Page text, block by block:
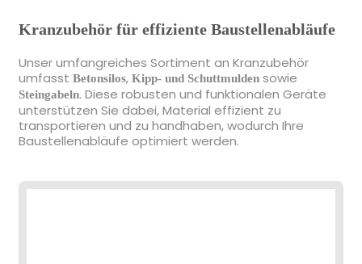
Kranzubehör für effiziente Baustellenabläufe
Unser umfangreiches Sortiment an Kranzubehör
umfasst Betonsilos, Kipp- und Schuttmuldensowie
Steingabeln. Diese robusten und funktionalen Geräte
unterstützen Sie dabei, Material effizient zu
transportieren und zu handhaben, wodurch Ihre
Baustellenabläufe optimiert werden.